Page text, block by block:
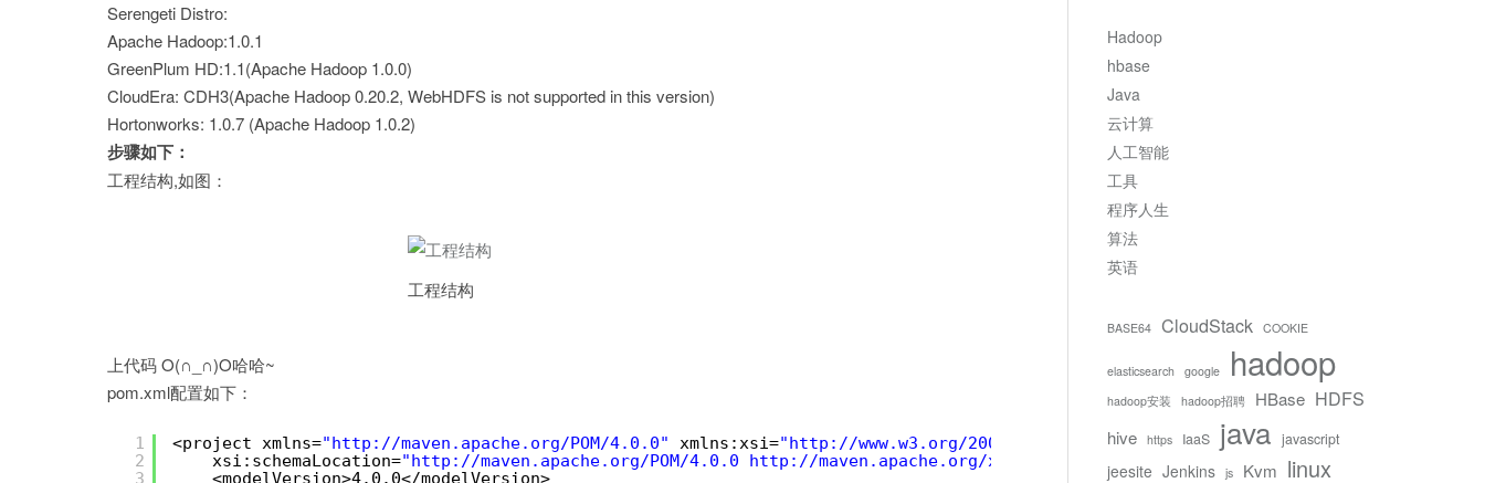
Serengeti Distro:
Apache Hadoop:1.0.1
GreenPlum HD:1.1(Apache Hadoop 1.0.0)
CloudEra: CDH3(Apache Hadoop 0.20.2, WebHDFS is not supported in this version)
Hortonworks: 1.0.7 (Apache Hadoop 1.0.2)
步骤如下：
工程结构,如图：
工程结构
上代码 O(∩_∩)O哈哈~
pom.xml配置如下：
1
2
3
<project xmlns="http://maven.apache.org/POM/4.0.0" xmlns:xsi="http://www.w3.org/2001/XMLSchema-instance"
xsi:schemaLocation="http://maven.apache.org/POM/4.0.0 http://maven.apache.org/xsd/maven-4.0.0.xsd
>
<modelVersion>4.0.0</modelVersion>
Hadoop
hbase
Java
云计算
人工智能
工具
程序人生
算法
英语
BASE64 CloudStack COOKIE
elasticsearch google hadoop
hadoop安装 hadoop招聘 HBase HDFS
hive https IaaS java javascript
jeesite Jenkins js Kvm linux